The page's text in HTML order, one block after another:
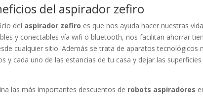
del aspirador zefiro
del aspirador zefiro es que nos ayuda hacer nuestras
y conectables vía wifi o bluetooth, nos facilitan ahorrar
cualquier sitio. Además se trata de aparatos tecnológicos
y cada uno de las estancias de tu casa y dejar las
las más importantes descuentos de robots aspiradores